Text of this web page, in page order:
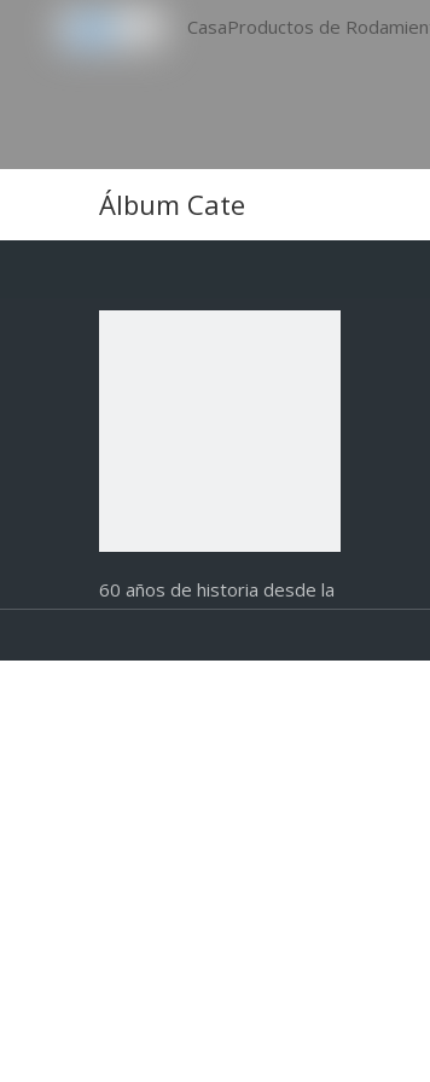
CasaProductos de
Álbum Cate
60 años de historia desde la